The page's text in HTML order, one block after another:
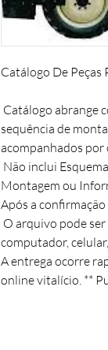
Catálogo De
Catálogo abrange
sequência de
acompanhados por
Não inclui
Montagem ou
Após a
O arquivo pode
computador,
A entrega ocorre
online vitalício. **